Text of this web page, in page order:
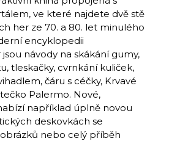
ve které najdete dvě stě
her ze 70. a 80. let minulého
encyklopedii
návody na skákání gumy,
tleskačky, cvrnkání kuliček,
čáru s céčky, Krvavé
Palermo. Nové,
například úplně novou
deskovkách se
nebo celý příběh